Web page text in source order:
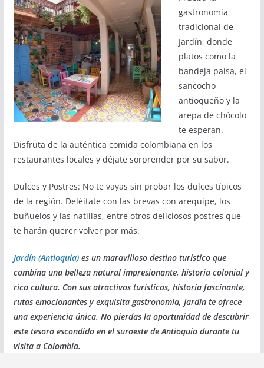
gastronomía
tradicional de
Jardín, donde
platos como la
bandeja paisa, el
sancocho
antioqueño y la
arepa de chócolo
te esperan.
Disfruta de la auténtica comida colombiana en los
restaurantes locales y déjate sorprender por su sabor.
Dulces y Postres: No te vayas sin probar los dulces típicos
de la región. Deléitate con las brevas con arequipe, los
buñuelos y las natillas, entre otros deliciosos postres que
te harán querer volver por más.
Jardín (Antioquia)es un maravilloso destino turístico que
combina una belleza natural impresionante, historia colonial y
rica cultura. Con sus atractivos turísticos, historia fascinante,
rutas emocionantes y exquisita gastronomía, Jardín te ofrece
una experiencia única. No pierdas la oportunidad de descubrir
este tesoro escondido en el suroeste de Antioquia durante tu
visita a Colombia.